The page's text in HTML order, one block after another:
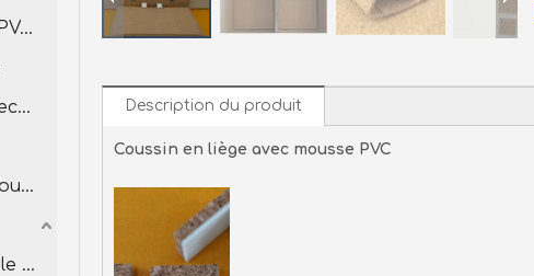
Ruban de masquage de ligne fine en PVC à température élevée
Film de masquage à haut tempête avec bande PVC
Solutions de masquage automobile pour la carrosserie
Ruban de masquage de lavage à faible teneur
Description du produit
Coussin en liège avec mousse PVC